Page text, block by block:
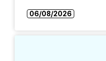
El proyecto ofrece
recursos
06/08/2026